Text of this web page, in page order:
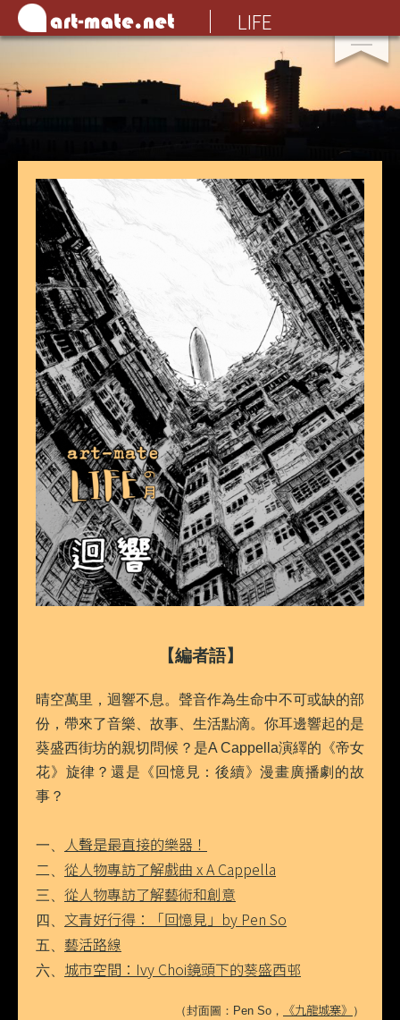
LIFE
【編者語】
晴空萬里，迴響不息。聲音作為生命中不可或缺的部
份，帶來了音樂、故事、生活點滴。你耳邊響起的是
葵盛西街坊的親切問候？是A Cappella演繹的《帝女
花》旋律？還是《回憶見：後續》漫畫廣播劇的故
事？
一、 人聲是最直接的樂器！
二、 從人物專訪了解戲曲 x A Cappella
三、 從人物專訪了解藝術和創意
四、 文青好行得：「回憶見」by Pen So
五、 藝活路線
六、 城市空間：Ivy Choi鏡頭下的葵盛西邨
（封面圖：Pen So， 《九龍城寨》 ）